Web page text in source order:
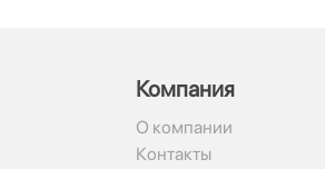
Компания
О компании
Контакты